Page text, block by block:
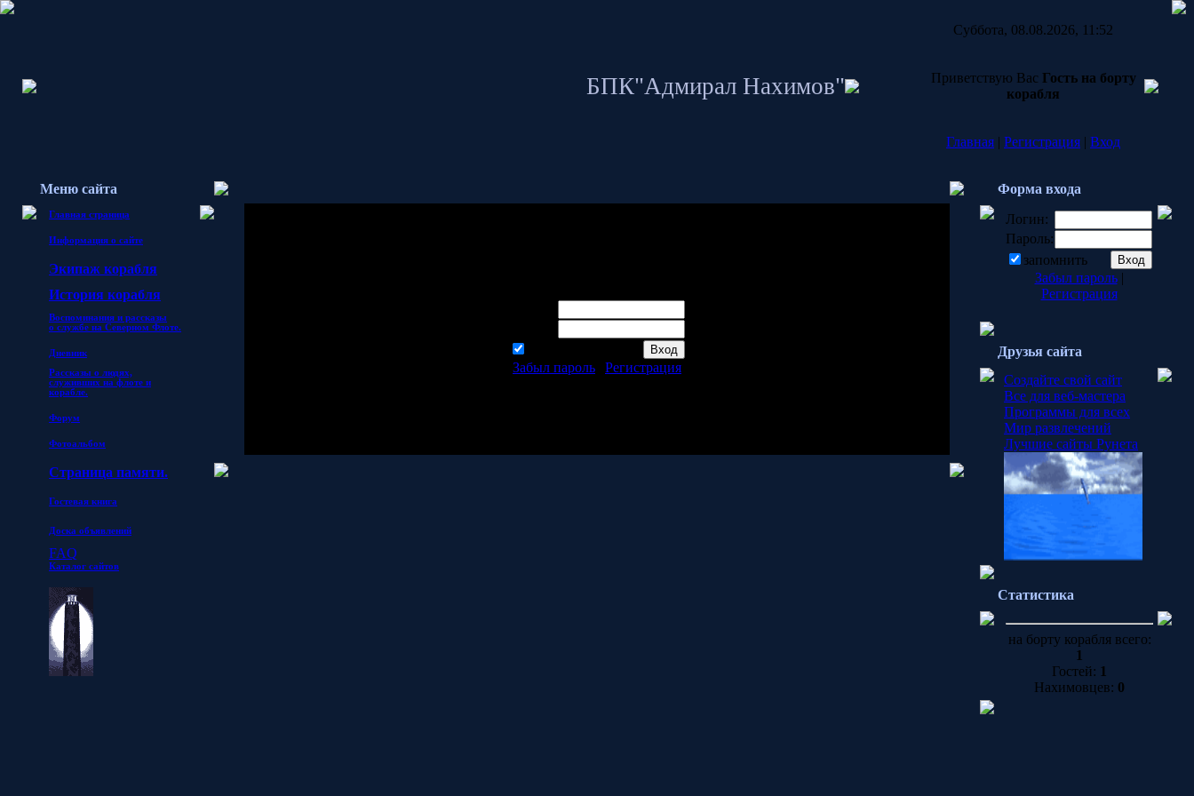
БПК"Адмирал Нахимов"
Суббота, 08.08.2026, 11:52
Приветствую Вас Гость на борту
корабля
Главная | Регистрация | Вход
Меню сайта
Главная страница
Информация о сайте
Экипаж корабля
История корабля
Воспоминания и рассказы
о службе на Северном Флоте.
Дневник
Рассказы о людях,
служивших на флоте и
корабле.
Форум
Фотоальбом
Страница памяти.
Гостевая книга
Доска объявлений
FAQ
Каталог сайтов
Забыл пароль
Регистрация
Форма входа
Логин:
Пароль:
запомнить
Забыл пароль|
Регистрация
Друзья сайта
Создайте свой сайт
Все для веб-мастера
Программы для всех
Мир развлечений
Лучшие сайты Рунета
Статистика
на борту корабля всего:
1
Гостей: 1
Нахимовцев: 0